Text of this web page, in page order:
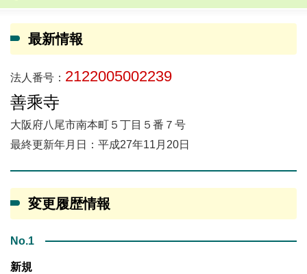
最新情報
法人番号： 2122005002239
善乘寺
大阪府八尾市南本町５丁目５番７号
最終更新年月日：平成27年11月20日
変更履歴情報
No.1
新規